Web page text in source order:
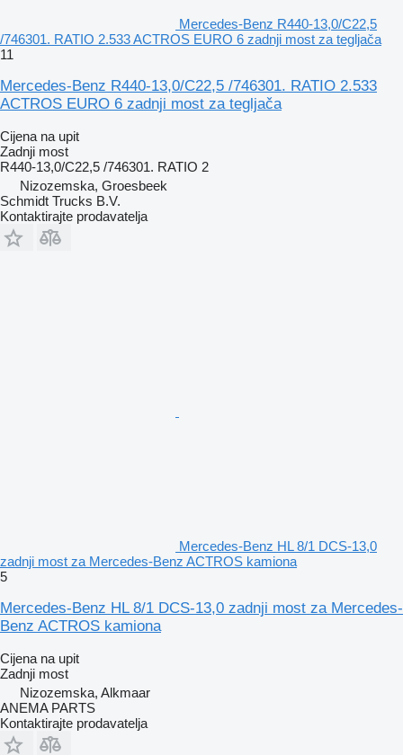
Mercedes-Benz R440-13,0/C22,5
/746301. RATIO 2.533 ACTROS EURO 6 zadnji most za tegljača
11
Mercedes-Benz R440-13,0/C22,5 /746301. RATIO 2.533
ACTROS EURO 6 zadnji most za tegljača
Cijena na upit
Zadnji most
R440-13,0/C22,5 /746301. RATIO 2
Nizozemska, Groesbeek
Schmidt Trucks B.V.
Kontaktirajte prodavatelja
Mercedes-Benz HL 8/1 DCS-13,0
zadnji most za Mercedes-Benz ACTROS kamiona
5
Mercedes-Benz HL 8/1 DCS-13,0 zadnji most za Mercedes-
Benz ACTROS kamiona
Cijena na upit
Zadnji most
Nizozemska, Alkmaar
ANEMA PARTS
Kontaktirajte prodavatelja